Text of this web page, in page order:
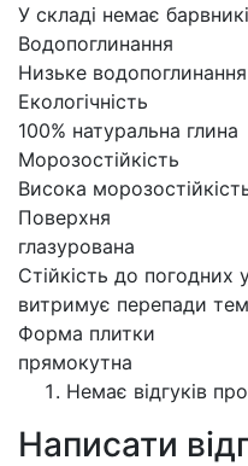
У складі немає
Водопоглинання
Низьке
Екологічність
100% натуральна глина
Морозостійкість
Висока
Поверхня
глазурована
Стійкість до погодних
витримує перепади
Форма плитки
прямокутна
Немає відгуків
Написати